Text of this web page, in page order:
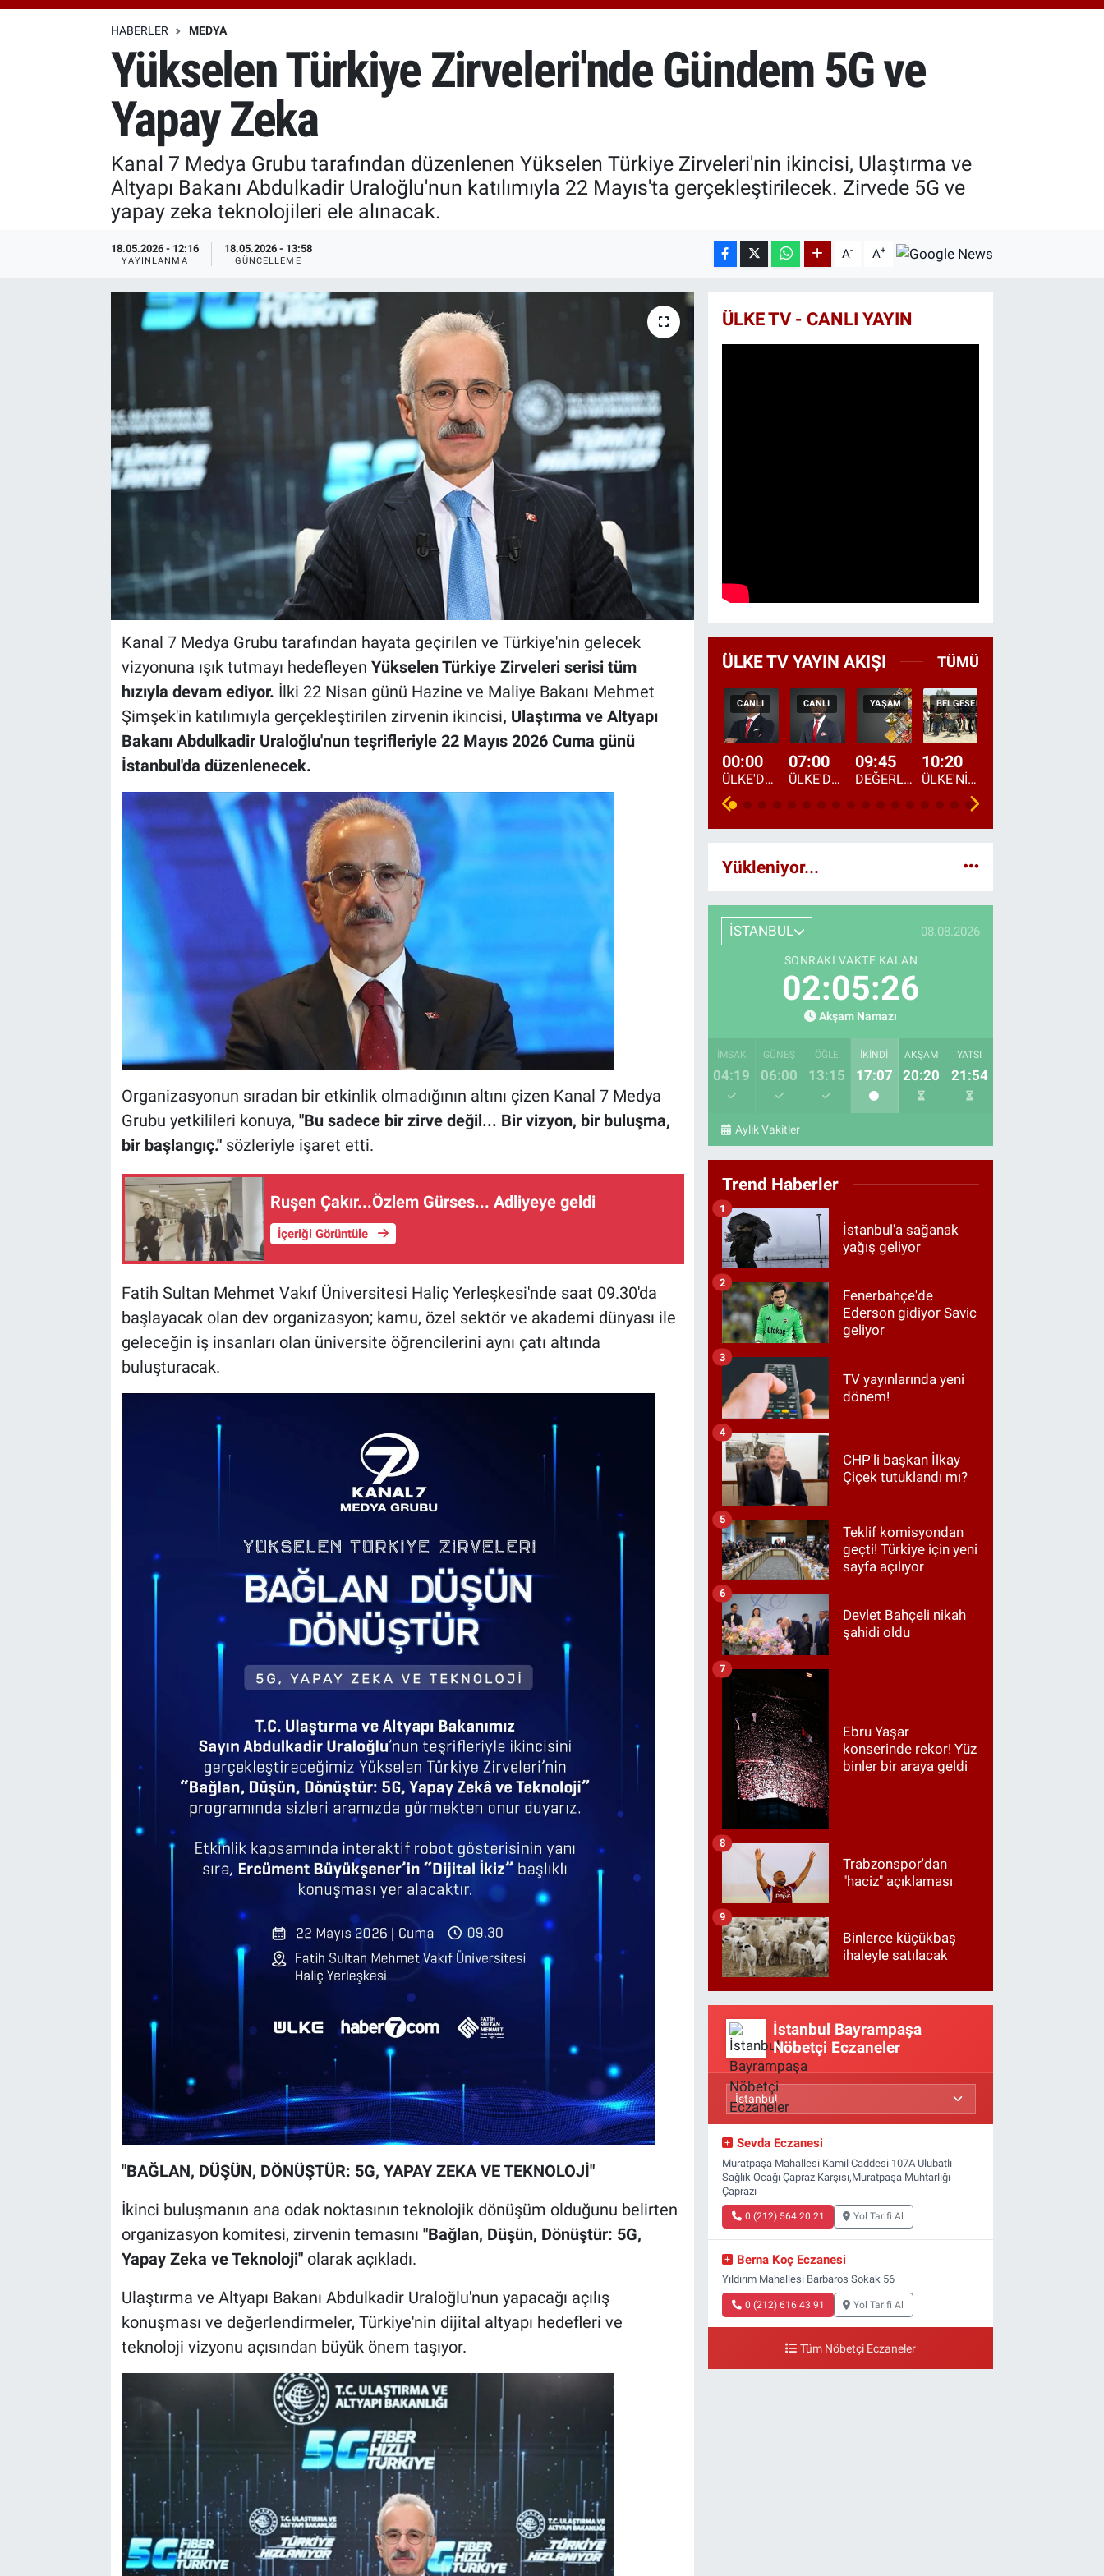
BITCOIN
64.944,08
%-0.18
HABERLER MEDYA
Yükselen Türkiye Zirveleri'nde Gündem 5G ve
Yapay Zeka
Kanal 7 Medya Grubu tarafından düzenlenen Yükselen Türkiye Zirveleri'nin ikincisi, Ulaştırma ve
Altyapı Bakanı Abdulkadir Uraloğlu'nun katılımıyla 22 Mayıs'ta gerçekleştirilecek. Zirvede 5G ve
yapay zeka teknolojileri ele alınacak.
18.05.2026 - 12:16
YAYINLANMA
18.05.2026 - 13:58
GÜNCELLEME A- A+
Kanal 7 Medya Grubu tarafından hayata geçirilen ve Türkiye'nin gelecek
vizyonuna ışık tutmayı hedefleyen Yükselen Türkiye Zirveleri serisi tüm
hızıyla devam ediyor. İlki 22 Nisan günü Hazine ve Maliye Bakanı Mehmet
Şimşek'in katılımıyla gerçekleştirilen zirvenin ikincisi, Ulaştırma ve Altyapı
Bakanı Abdulkadir Uraloğlu'nun teşrifleriyle 22 Mayıs 2026 Cuma günü
İstanbul'da düzenlenecek.
Organizasyonun sıradan bir etkinlik olmadığının altını çizen Kanal 7 Medya
Grubu yetkilileri konuya, "Bu sadece bir zirve değil... Bir vizyon, bir buluşma,
bir başlangıç."sözleriyle işaret etti.
Ruşen Çakır...Özlem Gürses... Adliyeye geldi
İçeriği Görüntüle
Fatih Sultan Mehmet Vakıf Üniversitesi Haliç Yerleşkesi'nde saat 09.30'da
başlayacak olan dev organizasyon; kamu, özel sektör ve akademi dünyası ile
geleceğin iş insanları olan üniversite öğrencilerini aynı çatı altında
buluşturacak.
"BAĞLAN, DÜŞÜN, DÖNÜŞTÜR: 5G, YAPAY ZEKA VE TEKNOLOJİ"
İkinci buluşmanın ana odak noktasının teknolojik dönüşüm olduğunu belirten
organizasyon komitesi, zirvenin temasını "Bağlan, Düşün, Dönüştür: 5G,
Yapay Zeka ve Teknoloji"olarak açıkladı.
Ulaştırma ve Altyapı Bakanı Abdulkadir Uraloğlu'nun yapacağı açılış
konuşması ve değerlendirmeler, Türkiye'nin dijital altyapı hedefleri ve
teknoloji vizyonu açısından büyük önem taşıyor.
ÜLKE TV - CANLI YAYIN
ÜLKE TV YAYIN AKIŞI TÜMÜ
CANLI
00:00
ÜLKE'DE BU GECE
CANLI
07:00
ÜLKE'DE HAFTA SONU
YAŞAM
09:45
DEĞERLERİN DAVETİ
BELGESEL
10:20
ÜLKE'NİN ÇOCUKLARI
Yükleniyor...
İSTANBUL 08.08.2026
SONRAKI VAKTE KALAN
02:05:24
Akşam Namazı
İMSAK
04:19
GÜNEŞ
06:00
ÖĞLE
13:15
İKINDI
17:07
AKŞAM
20:20
YATSI
21:54
Aylık Vakitler
Trend Haberler
İstanbul'a sağanak
yağış geliyor
1
Fenerbahçe'de
Ederson gidiyor Savic
geliyor
2
TV yayınlarında yeni
dönem!
3
CHP'li başkan İlkay
Çiçek tutuklandı mı?
4
Teklif komisyondan
geçti! Türkiye için yeni
sayfa açılıyor
5
Devlet Bahçeli nikah
şahidi oldu
6
Ebru Yaşar
konserinde rekor! Yüz
binler bir araya geldi
7
Trabzonspor'dan
"haciz" açıklaması
8
Binlerce küçükbaş
ihaleyle satılacak
9
İstanbul Bayrampaşa
Nöbetçi Eczaneler
Sevda Eczanesi
Muratpaşa Mahallesi Kamil Caddesi 107A Ulubatlı
Sağlık Ocağı Çapraz Karşısı,Muratpaşa Muhtarlığı
Çaprazı
0 (212) 564 20 21 Yol Tarifi Al
Berna Koç Eczanesi
Yıldırım Mahallesi Barbaros Sokak 56
0 (212) 616 43 91 Yol Tarifi Al
Tüm Nöbetçi Eczaneler
Özel Haberler
Özel Haberler
Erişim Bilgileri
Haber Arşivi